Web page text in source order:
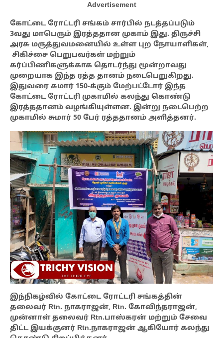
Advertisement
கோட்டை ரோட்டரி சங்கம் சார்பில் நடத்தப்படும்
3வது மாபெரும் இரத்ததான முகாம் இது. திருச்சி
அரசு மருத்துவமனையில் உள்ள புற நோயாளிகள்,
சிகிச்சை பெறுபவர்கள் மற்றும்
கர்ப்பிணிகளுக்காக தொடர்ந்து மூன்றாவது
முறையாக இந்த ரத்த தானம் நடைபெறுகிறது.
இதுவரை சுமார் 150-க்கும் மேற்பட்டோர் இந்த
கோட்டை ரோட்டரி முகாமில் கலந்து கொண்டு
இரத்ததானம் வழங்கியுள்ளன. இன்று நடைபெற்ற
முகாமில் சுமார் 50 பேர் ரத்ததானம் அளித்தனர்.
இந்நிகழ்வில் கோட்டை ரோட்டரி சங்கத்தின்
தலைவர் Rtn. நாகராஜன், Rtn. கோவிந்தராஜன்,
முன்னாள் தலைவர் Rtn.பாஸ்கரன் மற்றும் சேவை
திட்ட இயக்குனர் Rtn.நாகராஜன் ஆகியோர் கலந்து